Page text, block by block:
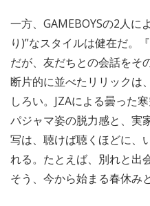
一方、GAMEBOYSの2人に
り)”なスタイルは健在だ。
だが、友だちとの会話をそ
断片的に並べたリリックは
しろい。JZAによる曇った
パジャマ姿の脱力感と、実
写は、聴けば聴くほどに、
れる。たとえば、別れと出
そう、今から始まる春休み